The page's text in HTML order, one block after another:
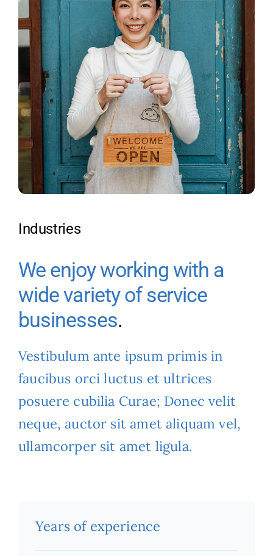
Industries
We enjoy working with a
wide variety of service
businesses.
Vestibulum ante ipsum primis in
faucibus orci luctus et ultrices
posuere cubilia Curae; Donec velit
neque, auctor sit amet aliquam vel,
ullamcorper sit amet ligula.
Years of experience